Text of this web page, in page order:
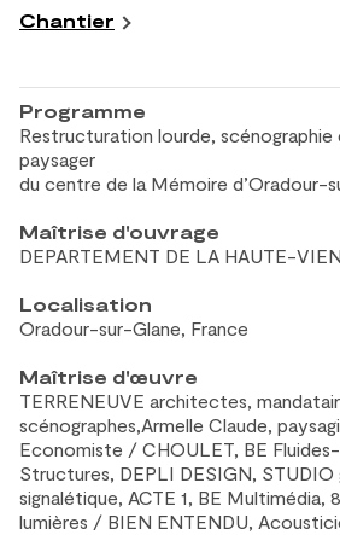
Chantier
Programme
Restructuration lourde, scénographie
paysager
du centre de la Mémoire d’Oradour-
Maîtrise d'ouvrage
DEPARTEMENT DE LA HAUTE-
Localisation
Oradour-sur-Glane, France
Maîtrise d'œuvre
TERRENEUVE architectes,
scénographes,Armelle Claude,
Economiste / CHOULET, BE
Structures, DEPLI DESIGN, STUDIO
signalétique, ACTE 1, BE Multimédia,
lumières / BIEN ENTENDU,